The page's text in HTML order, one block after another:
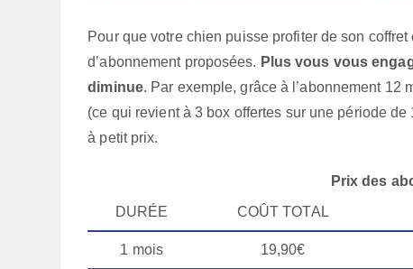
Pour que votre chien puisse profiter de son
d’abonnement proposées. Plus vous vous
diminue. Par exemple, grâce à l’abonnement 12
(ce qui revient à 3 box offertes sur une période
à petit prix.
Prix des
DURÉE
COÛT TOTAL
1 mois 19,90€